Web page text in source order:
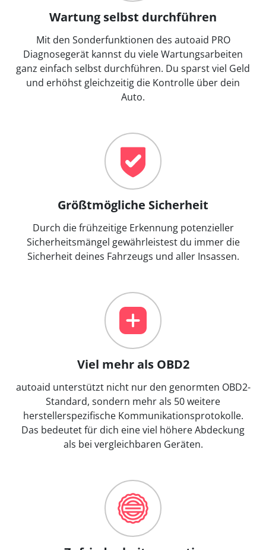
Wartung selbst durchführen
Mit den Sonderfunktionen des autoaid PRO
Diagnosegerät kannst du viele Wartungsarbeiten
ganz einfach selbst durchführen. Du sparst viel Geld
und erhöhst gleichzeitig die Kontrolle über dein
Auto.
Größtmögliche Sicherheit
Durch die frühzeitige Erkennung potenzieller
Sicherheitsmängel gewährleistest du immer die
Sicherheit deines Fahrzeugs und aller Insassen.
Viel mehr als OBD2
autoaid unterstützt nicht nur den genormten OBD2-
Standard, sondern mehr als 50 weitere
herstellerspezifische Kommunikationsprotokolle.
Das bedeutet für dich eine viel höhere Abdeckung
als bei vergleichbaren Geräten.